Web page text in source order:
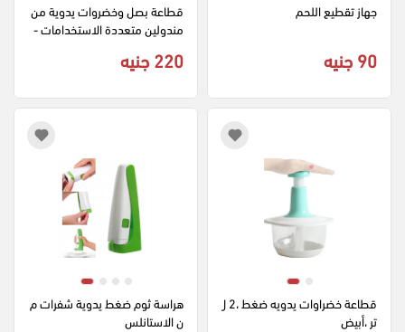
جهاز تقطيع اللحم
90 جنيه 220 جنيه
قطاعة خضراوات يدويه ضغط ،2 ل
تر ،أبيض
هراسة ثوم ضغط يدوية شفرات م
ن الاستانلس